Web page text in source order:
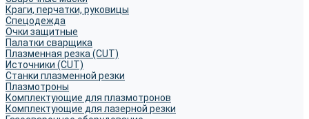
Краги, перчатки, руковицы
Спецодежда
Очки защитные
Палатки сварщика
Плазменная резка (CUT)
Источники (CUT)
Станки плазменной резки
Плазмотроны
Комплектующие для плазмотронов
Комплектующие для лазерной резки